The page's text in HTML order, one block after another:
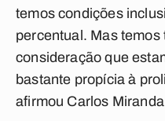
temos condições
percentual. Mas
consideração que
bastante propícia à
afirmou Carlos